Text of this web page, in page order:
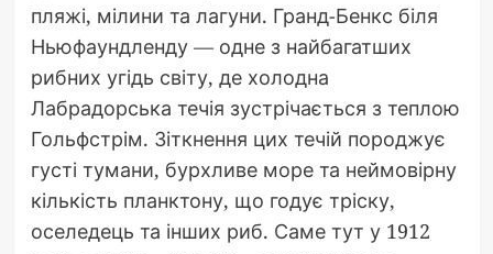
пляжі, мілини та лагуни. Гранд-Бенкс біля
Ньюфаундленду — одне з найбагатших
рибних угідь світу, де холодна
Лабрадорська течія зустрічається з теплою
Гольфстрім. Зіткнення цих течій породжує
густі тумани, бурхливе море та неймовірну
кількість планктону, що годує тріску,
оселедець та інших риб. Саме тут у 1912